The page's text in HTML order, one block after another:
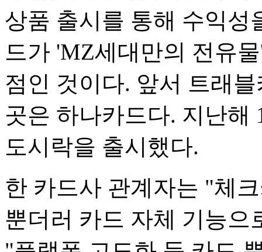
상품 출시를 통해 수익성
드가 'MZ세대만의 전유
점인 것이다. 앞서 트래
곳은 하나카드다. 지난해
도시락을 출시했다.
한 카드사 관계자는 "체
뿐더러 카드 자체 기능